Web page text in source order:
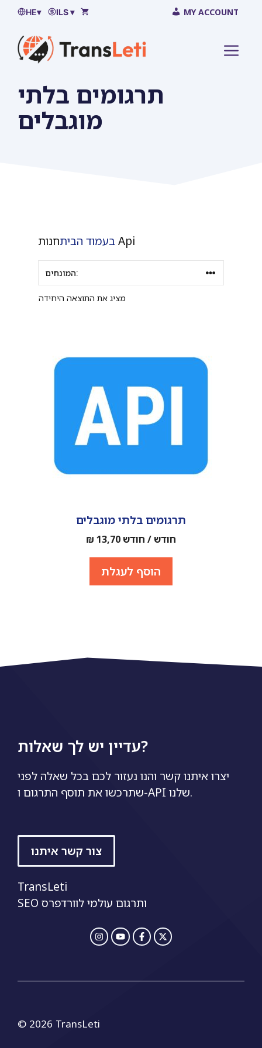
לדלג
התוכן
HE▾ ILS ▾ MY ACCOUNT
תרגומים בלתי
מוגבלים
בעמוד הבית חנות Api
מציג את התוצאה היחידה
תרגומים בלתי מוגבלים
₪ 13,70 חודש / חודש
הוסף לעגלת
עדיין יש לך שאלות?
יצרו איתנו קשר והנו נעזור לכם בכל שאלה לפני
שתרכשו את תוסף התרגום ו-API שלנו.
צור קשר איתנו
TransLeti
SEO ותרגום עולמי לוורדפרס
© 2026 TransLeti